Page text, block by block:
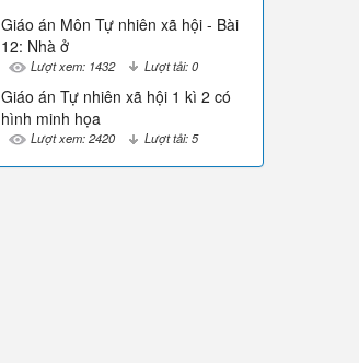
Giáo án Môn Tự nhiên xã hội - Bài
12: Nhà ở
Lượt xem: 1432 Lượt tải: 0
Giáo án Tự nhiên xã hội 1 kì 2 có
hình minh họa
Lượt xem: 2420 Lượt tải: 5